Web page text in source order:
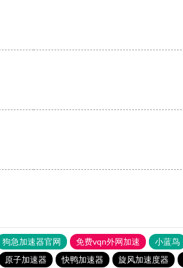
狗急加速器官网 免费vqn外网加速 小蓝鸟
原子加速器 快鸭加速器 旋风加速度器